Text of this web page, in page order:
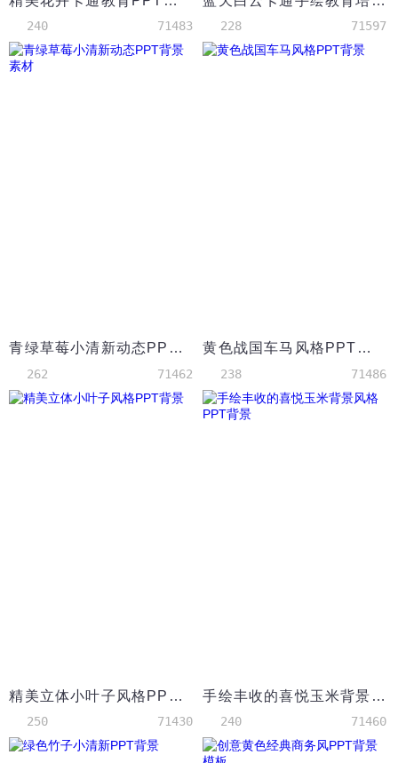
240 71483 228 71597
青绿草莓小清新动态PPT背景素材
262 71462
黄色战国车马风格PPT背景
238 71486
精美立体小叶子风格PPT背景
250 71430
手绘丰收的喜悦玉米背景风格PPT背景
240 71460